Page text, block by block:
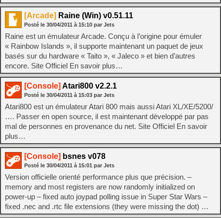
[Arcade] Raine (Win) v0.51.11
Posté le 30/04/2011 à 15:10 par Jets
Raine est un émulateur Arcade. Conçu à l’origine pour émuler
« Rainbow Islands », il supporte maintenant un paquet de jeux
basés sur du hardware « Taito », « Jaleco » et bien d’autres
encore. Site Officiel En savoir plus…
[Console] Atari800 v2.2.1
Posté le 30/04/2011 à 15:03 par Jets
Atari800 est un émulateur Atari 800 mais aussi Atari XL/XE/5200/
…. Passer en open source, il est maintenant développé par pas
mal de personnes en provenance du net. Site Officiel En savoir
plus…
[Console] bsnes v078
Posté le 30/04/2011 à 15:01 par Jets
Version officielle orienté performance plus que précision. –
memory and most registers are now randomly initialized on
power-up – fixed auto joypad polling issue in Super Star Wars –
fixed .nec and .rtc file extensions (they were missing the dot) …